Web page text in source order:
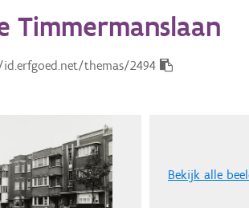
Timmermanslaan
themas/2494
Bekijk alle